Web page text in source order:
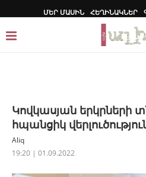
ՄԵՐ ՄԱՍԻՆ ՀԵՂԻՆԱԿՆԵՐ
Կովկասյան երկրների
հպանցիկ
Aliq
19:20 | 01.09.2022